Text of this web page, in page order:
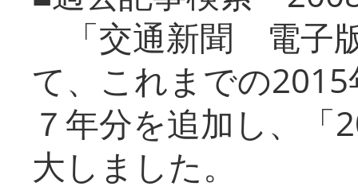
「交通新聞 電子
て、これまでの
７年分を追加し、「
大しまし